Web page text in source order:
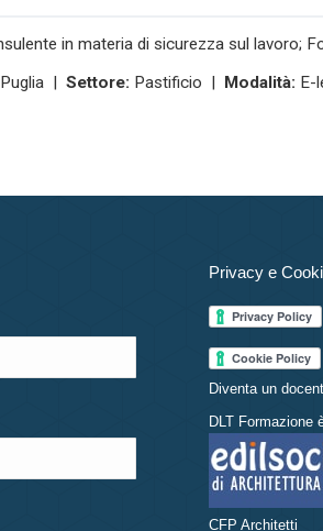
in materia di sicurezza sul lavoro;
Puglia | Settore: Pastificio | Modalità: E-
Privacy e
Diventa un
DLT Formazione
CFP Architetti